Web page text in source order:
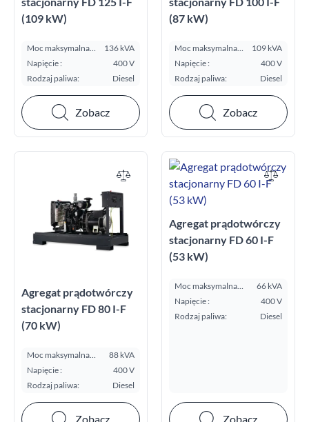
(109 kW)
Moc maksymalna
E.S.P. kVA:
136 kVA
Napięcie :
400 V
Rodzaj paliwa:
Diesel
Zobacz
(87 kW)
Moc maksymalna
E.S.P. kVA:
109 kVA
Napięcie :
400 V
Rodzaj paliwa:
Diesel
Zobacz
Agregat prądotwórczy
stacjonarny FD 80 I-F
(70 kW)
Moc maksymalna
E.S.P. kVA:
88 kVA
Napięcie :
400 V
Rodzaj paliwa:
Diesel
Zobacz
Agregat prądotwórczy
stacjonarny FD 60 I-F
(53 kW)
Moc maksymalna
E.S.P. kVA:
66 kVA
Napięcie :
400 V
Rodzaj paliwa:
Diesel
Zobacz